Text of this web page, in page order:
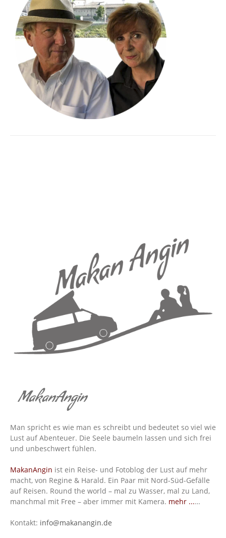
MakanAngin
Man spricht es wie man es schreibt und bedeutet so viel wie
Lust auf Abenteuer. Die Seele baumeln lassen und sich frei
und unbeschwert fühlen.
MakanAngin ist ein Reise- und Fotoblog der Lust auf mehr
macht, von Regine & Harald. Ein Paar mit Nord-Süd-Gefälle
auf Reisen. Round the world – mal zu Wasser, mal zu Land,
manchmal mit Free – aber immer mit Kamera. mehr ...…
Kontakt: info@makanangin.de